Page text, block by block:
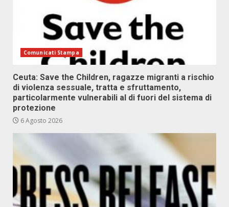
Comunicati Stampa
Ceuta: Save the Children, ragazze migranti a rischio
di violenza sessuale, tratta e sfruttamento,
particolarmente vulnerabili al di fuori del sistema di
protezione
6 Agosto 2026